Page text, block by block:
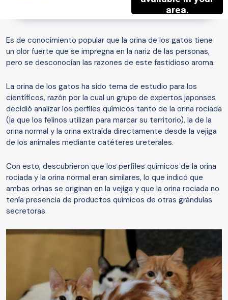
Es de conocimiento popular que la orina de los gatos tiene
un olor fuerte que se impregna en la nariz de las personas,
pero se desconocían las razones de este fastidioso aroma.
La orina de los gatos ha sido tema de estudio para los
científicos, razón por la cual un grupo de expertos japonses
decidió analizar los perfiles químicos tanto de la orina rociada
(la que los felinos utilizan para marcar su territorio), la de la
orina normal y la orina extraída directamente desde la vejiga
de los animales mediante catéteres ureterales.
Con esto, descubrieron que los perfiles químicos de la orina
rociada y la orina normal eran similares, lo que indicó que
ambas orinas se originan en la vejiga y que la orina rociada no
tenía presencia de productos químicos de otras grándulas
secretoras.